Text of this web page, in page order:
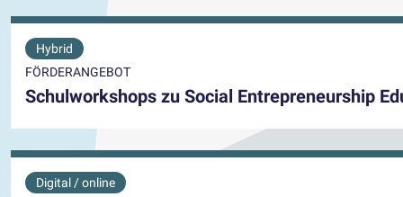
Hybrid
FÖRDERANGEBOT
Schulworkshops zu Social Entrepreneurship
Digital / online